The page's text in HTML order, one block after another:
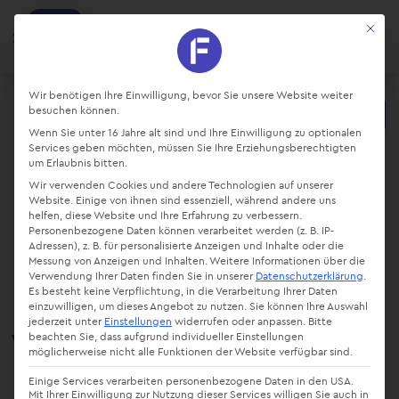
Projekte und Aufgaben managen
Kostenlos - Bei Google Play
Ansehen
Login
Bauprojekt
Vorlage
Mit
Datenschutz-Präferenz
Wir benötigen Ihre Einwilligung, bevor Sie unsere Website weiter
besuchen können.
Wenn Sie unter 16 Jahre alt sind und Ihre Einwilligung zu optionalen
Services geben möchten, müssen Sie Ihre Erziehungsberechtigten
um Erlaubnis bitten.
Wir verwenden Cookies und andere Technologien auf unserer
Website. Einige von ihnen sind essenziell, während andere uns
helfen, diese Website und Ihre Erfahrung zu verbessern.
Personenbezogene Daten können verarbeitet werden (z. B. IP-
Adressen), z. B. für personalisierte Anzeigen und Inhalte oder die
Messung von Anzeigen und Inhalten.Weitere Informationen über die
Verwendung Ihrer Daten finden Sie in unserer Datenschutzerklärung.
Es besteht keine Verpflichtung, in die Verarbeitung Ihrer Daten
einzuwilligen, um dieses Angebot zu nutzen. Sie können Ihre Auswahl
jederzeit unter Einstellungen widerrufen oder anpassen. Bitte
beachten Sie, dass aufgrund individueller Einstellungen
möglicherweise nicht alle Funktionen der Website verfügbar sind.
Einige Services verarbeiten personenbezogene Daten in den USA.
Mit Ihrer Einwilligung zur Nutzung dieser Services willigen Sie auch in